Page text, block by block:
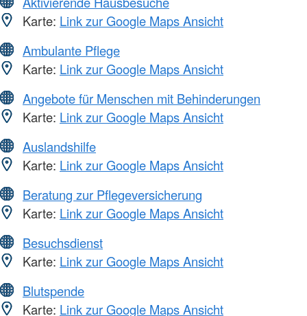
Karte: Link zur Google Maps Ansicht
Ambulante Pflege
Karte: Link zur Google Maps Ansicht
Angebote für Menschen mit Behinderungen
Karte: Link zur Google Maps Ansicht
Auslandshilfe
Karte: Link zur Google Maps Ansicht
Beratung zur Pflegeversicherung
Karte: Link zur Google Maps Ansicht
Besuchsdienst
Karte: Link zur Google Maps Ansicht
Blutspende
Karte: Link zur Google Maps Ansicht